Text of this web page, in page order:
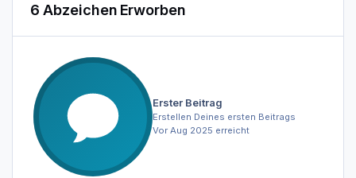
6 Abzeichen Erworben
Erster Beitrag
Erstellen Deines ersten Beitrags
Vor Aug 2025 erreicht